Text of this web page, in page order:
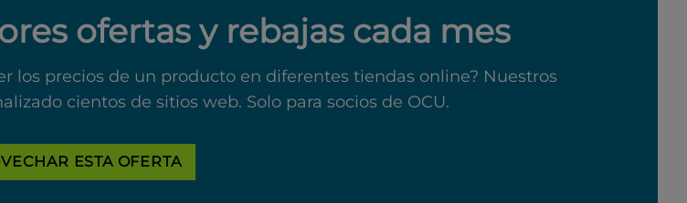
ofertas y rebajas cada mes
los precios de un producto en diferentes tiendas online? Nuestros
cientos de sitios web. Solo para socios de OCU.
ESTA OFERTA